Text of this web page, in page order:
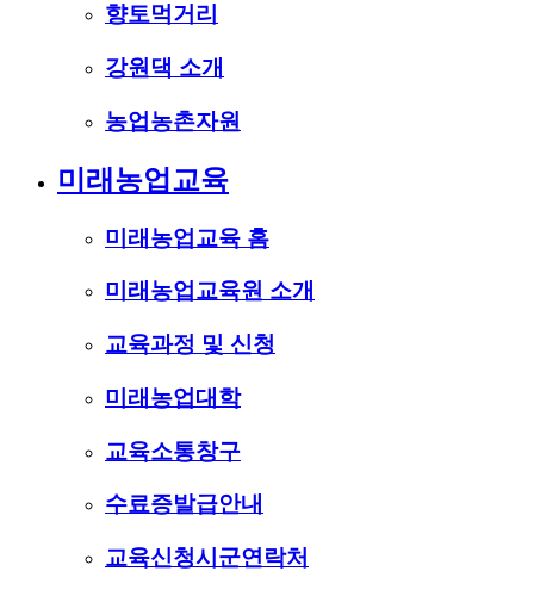
향토먹거리
강원댁 소개
농업농촌자원
미래농업교육
미래농업교육 홈
미래농업교육원 소개
교육과정 및 신청
미래농업대학
교육소통창구
수료증발급안내
교육신청시군연락처